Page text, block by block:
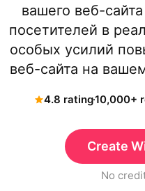
вашего веб-
посетителей в
особых усилий
веб-сайта на
4.8 rating10,000+
Create
No